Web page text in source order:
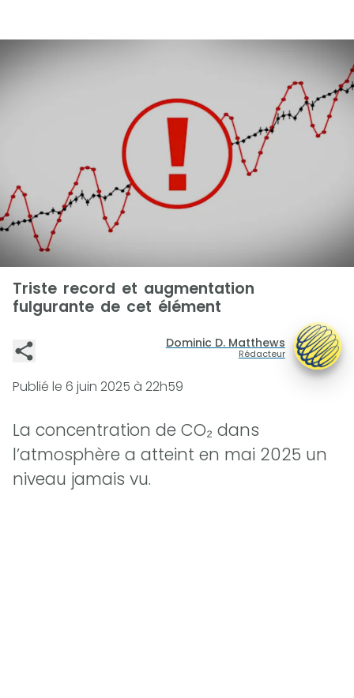
Triste record et augmentation
fulgurante de cet élément
Dominic D. Matthews
Rédacteur
Publié le 6 juin 2025 à 22h59
La concentration de CO₂ dans
l’atmosphère a atteint en mai 2025 un
niveau jamais vu.